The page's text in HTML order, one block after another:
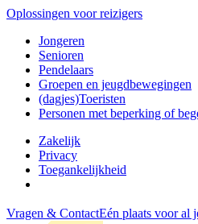
Oplossingen voor reizigers
Jongeren
Senioren
Pendelaars
Groepen en jeugdbewegingen
(dagjes)Toeristen
Personen met beperking of
Zakelijk
Privacy
Toegankelijkheid
Vragen & ContactEén plaats voor al